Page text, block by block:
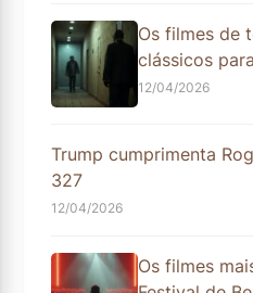
Os filmes de
clássicos
12/04/2026
Trump cumprimenta
327
12/04/2026
Os filmes